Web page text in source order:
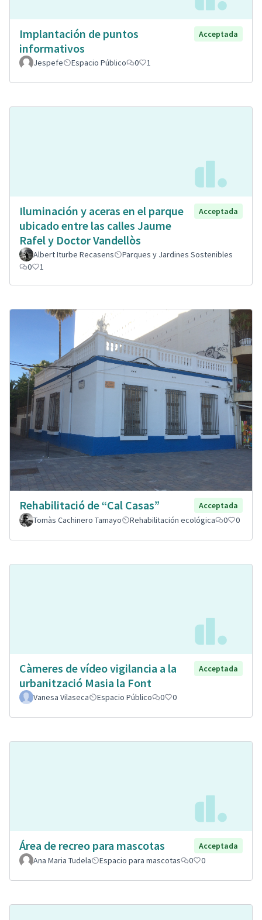
Implantación de puntos
informativos
Acceptada
Jespefe Espacio Público 0 1
Iluminación y aceras en el parque
ubicado entre las calles Jaume
Rafel y Doctor Vandellòs
Acceptada
Albert Iturbe Recasens
Parques y Jardines Sostenibles
0
1
Rehabilitació de “Cal Casas”
Acceptada
Tomàs Cachinero Tamayo
Rehabilitación ecológica 0 0
Càmeres de vídeo vigilancia a la
urbanització Masia la Font
Acceptada
Vanesa Vilaseca Espacio Público 0 0
Área de recreo para mascotas
Acceptada
Ana Maria Tudela
Espacio para mascotas 0 0